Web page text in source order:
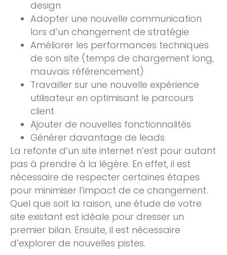
design
Adopter une nouvelle communication
lors d’un changement de stratégie
Améliorer les performances techniques
de son site (temps de chargement long,
mauvais référencement)
Travailler sur une nouvelle expérience
utilisateur en optimisant le parcours
client
Ajouter de nouvelles fonctionnalités
Générer davantage de leads
La refonte d’un site internet n’est pour autant
pas à prendre à la légère. En effet, il est
nécessaire de respecter certaines étapes
pour minimiser l’impact de ce changement.
Quel que soit la raison, une étude de votre
site existant est idéale pour dresser un
premier bilan. Ensuite, il est nécessaire
d’explorer de nouvelles pistes.